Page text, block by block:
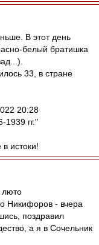
В этот день
белый братишка
33, в стране
20:28
1939 гг."
истоки!
люто
Никифоров - вчера
поздравил
а я в Сочельник